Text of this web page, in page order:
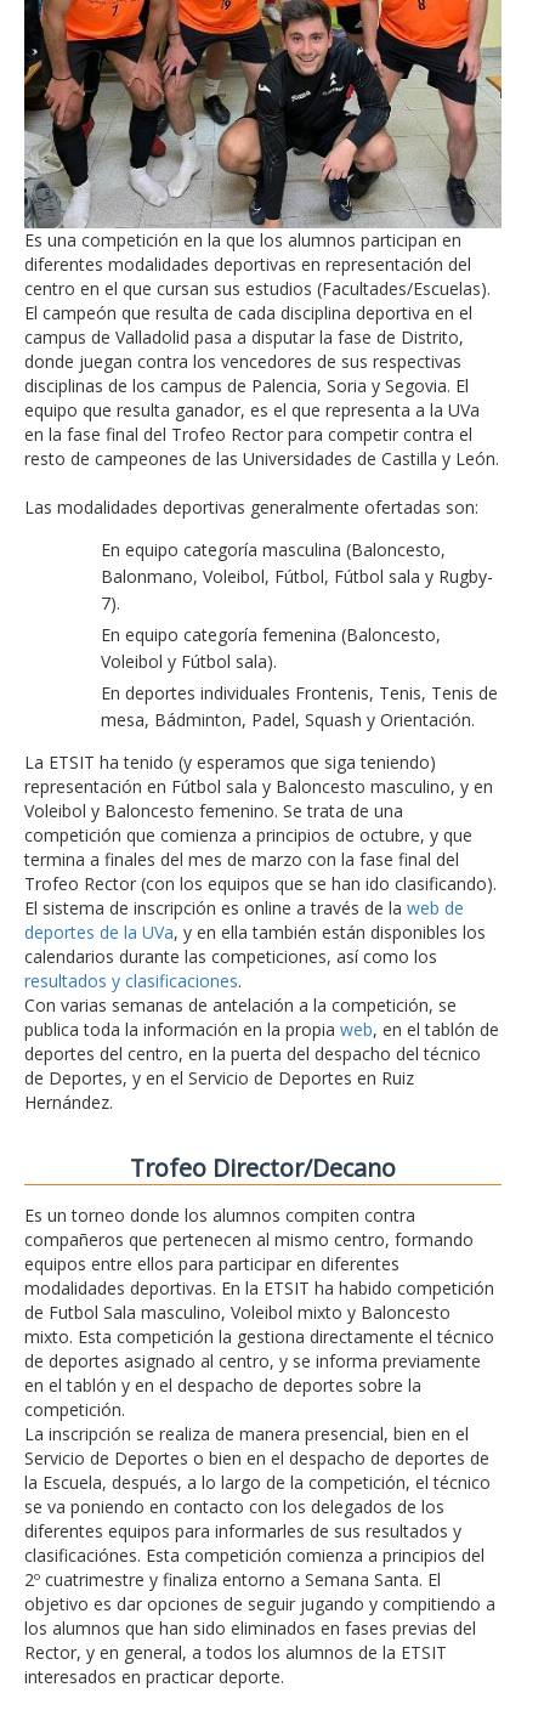
Es una competición en la que los alumnos participan en
diferentes modalidades deportivas en representación del
centro en el que cursan sus estudios (Facultades/Escuelas).
El campeón que resulta de cada disciplina deportiva en el
campus de Valladolid pasa a disputar la fase de Distrito,
donde juegan contra los vencedores de sus respectivas
disciplinas de los campus de Palencia, Soria y Segovia. El
equipo que resulta ganador, es el que representa a la UVa
en la fase final del Trofeo Rector para competir contra el
resto de campeones de las Universidades de Castilla y León.
Las modalidades deportivas generalmente ofertadas son:
En equipo categoría masculina (Baloncesto,
Balonmano, Voleibol, Fútbol, Fútbol sala y Rugby-
7).
En equipo categoría femenina (Baloncesto,
Voleibol y Fútbol sala).
En deportes individuales Frontenis, Tenis, Tenis de
mesa, Bádminton, Padel, Squash y Orientación.
La ETSIT ha tenido (y esperamos que siga teniendo)
representación en Fútbol sala y Baloncesto masculino, y en
Voleibol y Baloncesto femenino. Se trata de una
competición que comienza a principios de octubre, y que
termina a finales del mes de marzo con la fase final del
Trofeo Rector (con los equipos que se han ido clasificando).
El sistema de inscripción es online a través de la web de
deportes de la UVa, y en ella también están disponibles los
calendarios durante las competiciones, así como los
resultados y clasificaciones.
Con varias semanas de antelación a la competición, se
publica toda la información en la propia web, en el tablón de
deportes del centro, en la puerta del despacho del técnico
de Deportes, y en el Servicio de Deportes en Ruiz
Hernández.
Trofeo Director/Decano
Es un torneo donde los alumnos compiten contra
compañeros que pertenecen al mismo centro, formando
equipos entre ellos para participar en diferentes
modalidades deportivas. En la ETSIT ha habido competición
de Futbol Sala masculino, Voleibol mixto y Baloncesto
mixto. Esta competición la gestiona directamente el técnico
de deportes asignado al centro, y se informa previamente
en el tablón y en el despacho de deportes sobre la
competición.
La inscripción se realiza de manera presencial, bien en el
Servicio de Deportes o bien en el despacho de deportes de
la Escuela, después, a lo largo de la competición, el técnico
se va poniendo en contacto con los delegados de los
diferentes equipos para informarles de sus resultados y
clasificaciónes. Esta competición comienza a principios del
2º cuatrimestre y finaliza entorno a Semana Santa. El
objetivo es dar opciones de seguir jugando y compitiendo a
los alumnos que han sido eliminados en fases previas del
Rector, y en general, a todos los alumnos de la ETSIT
interesados en practicar deporte.